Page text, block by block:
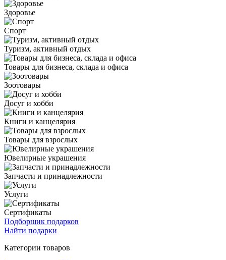
Здоровье
Спорт
Туризм, активный отдых
Товары для бизнеса, склада и офиса
Зоотовары
Досуг и хобби
Книги и канцелярия
Товары для взрослых
Ювелирные украшения
Запчасти и принадлежности
Услуги
Сертификаты
Подборщик подарков
Найти подарки
Категории товаров